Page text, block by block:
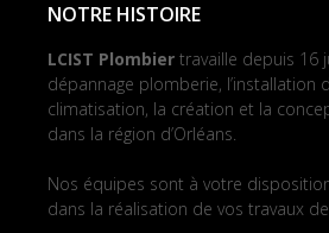
NOTRE HISTOIRE
LCIST Plombier travaille depuis 16
dépannage plomberie, l’installation
climatisation, la création et la
dans la région d’Orléans.
Nos équipes sont à votre
dans la réalisation de vos travaux